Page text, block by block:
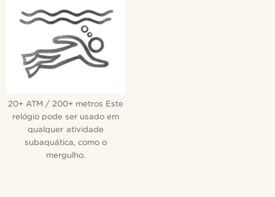
20+ ATM / 200+ metros Este
relógio pode ser usado em
qualquer atividade
subaquática, como o
mergulho.